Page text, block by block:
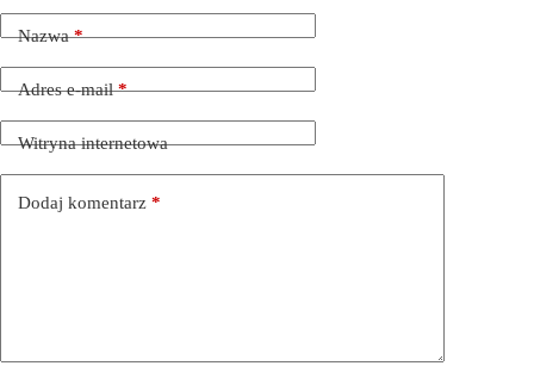
Nazwa*
Adres e-mail*
Witryna internetowa
Dodaj komentarz *